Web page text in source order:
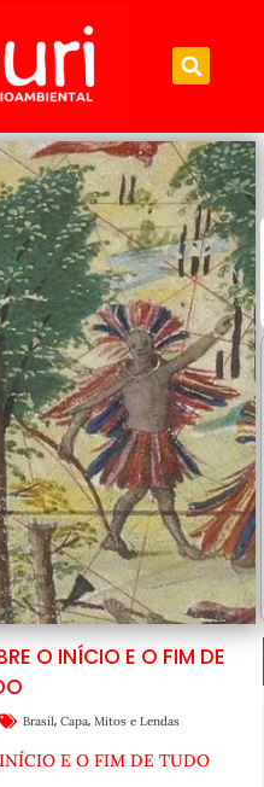
O INÍCIO E O FIM DE
Brasil, Capa, Mitos e Lendas
E O FIM DE TUDO